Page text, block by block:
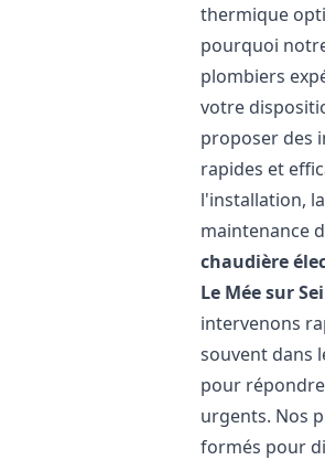
thermique
pourquoi
plombiers
votre
proposer des
rapides et
l'installation,
maintenance
chaudière
Le Mée sur
intervenons
souvent dans
pour
urgents. Nos
formés pour